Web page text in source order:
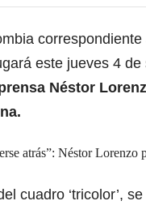
este jueves 4 de
Néstor
atrás”: Néstor Lorenzo
cuadro ‘tricolor’,